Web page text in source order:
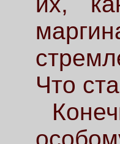
Что